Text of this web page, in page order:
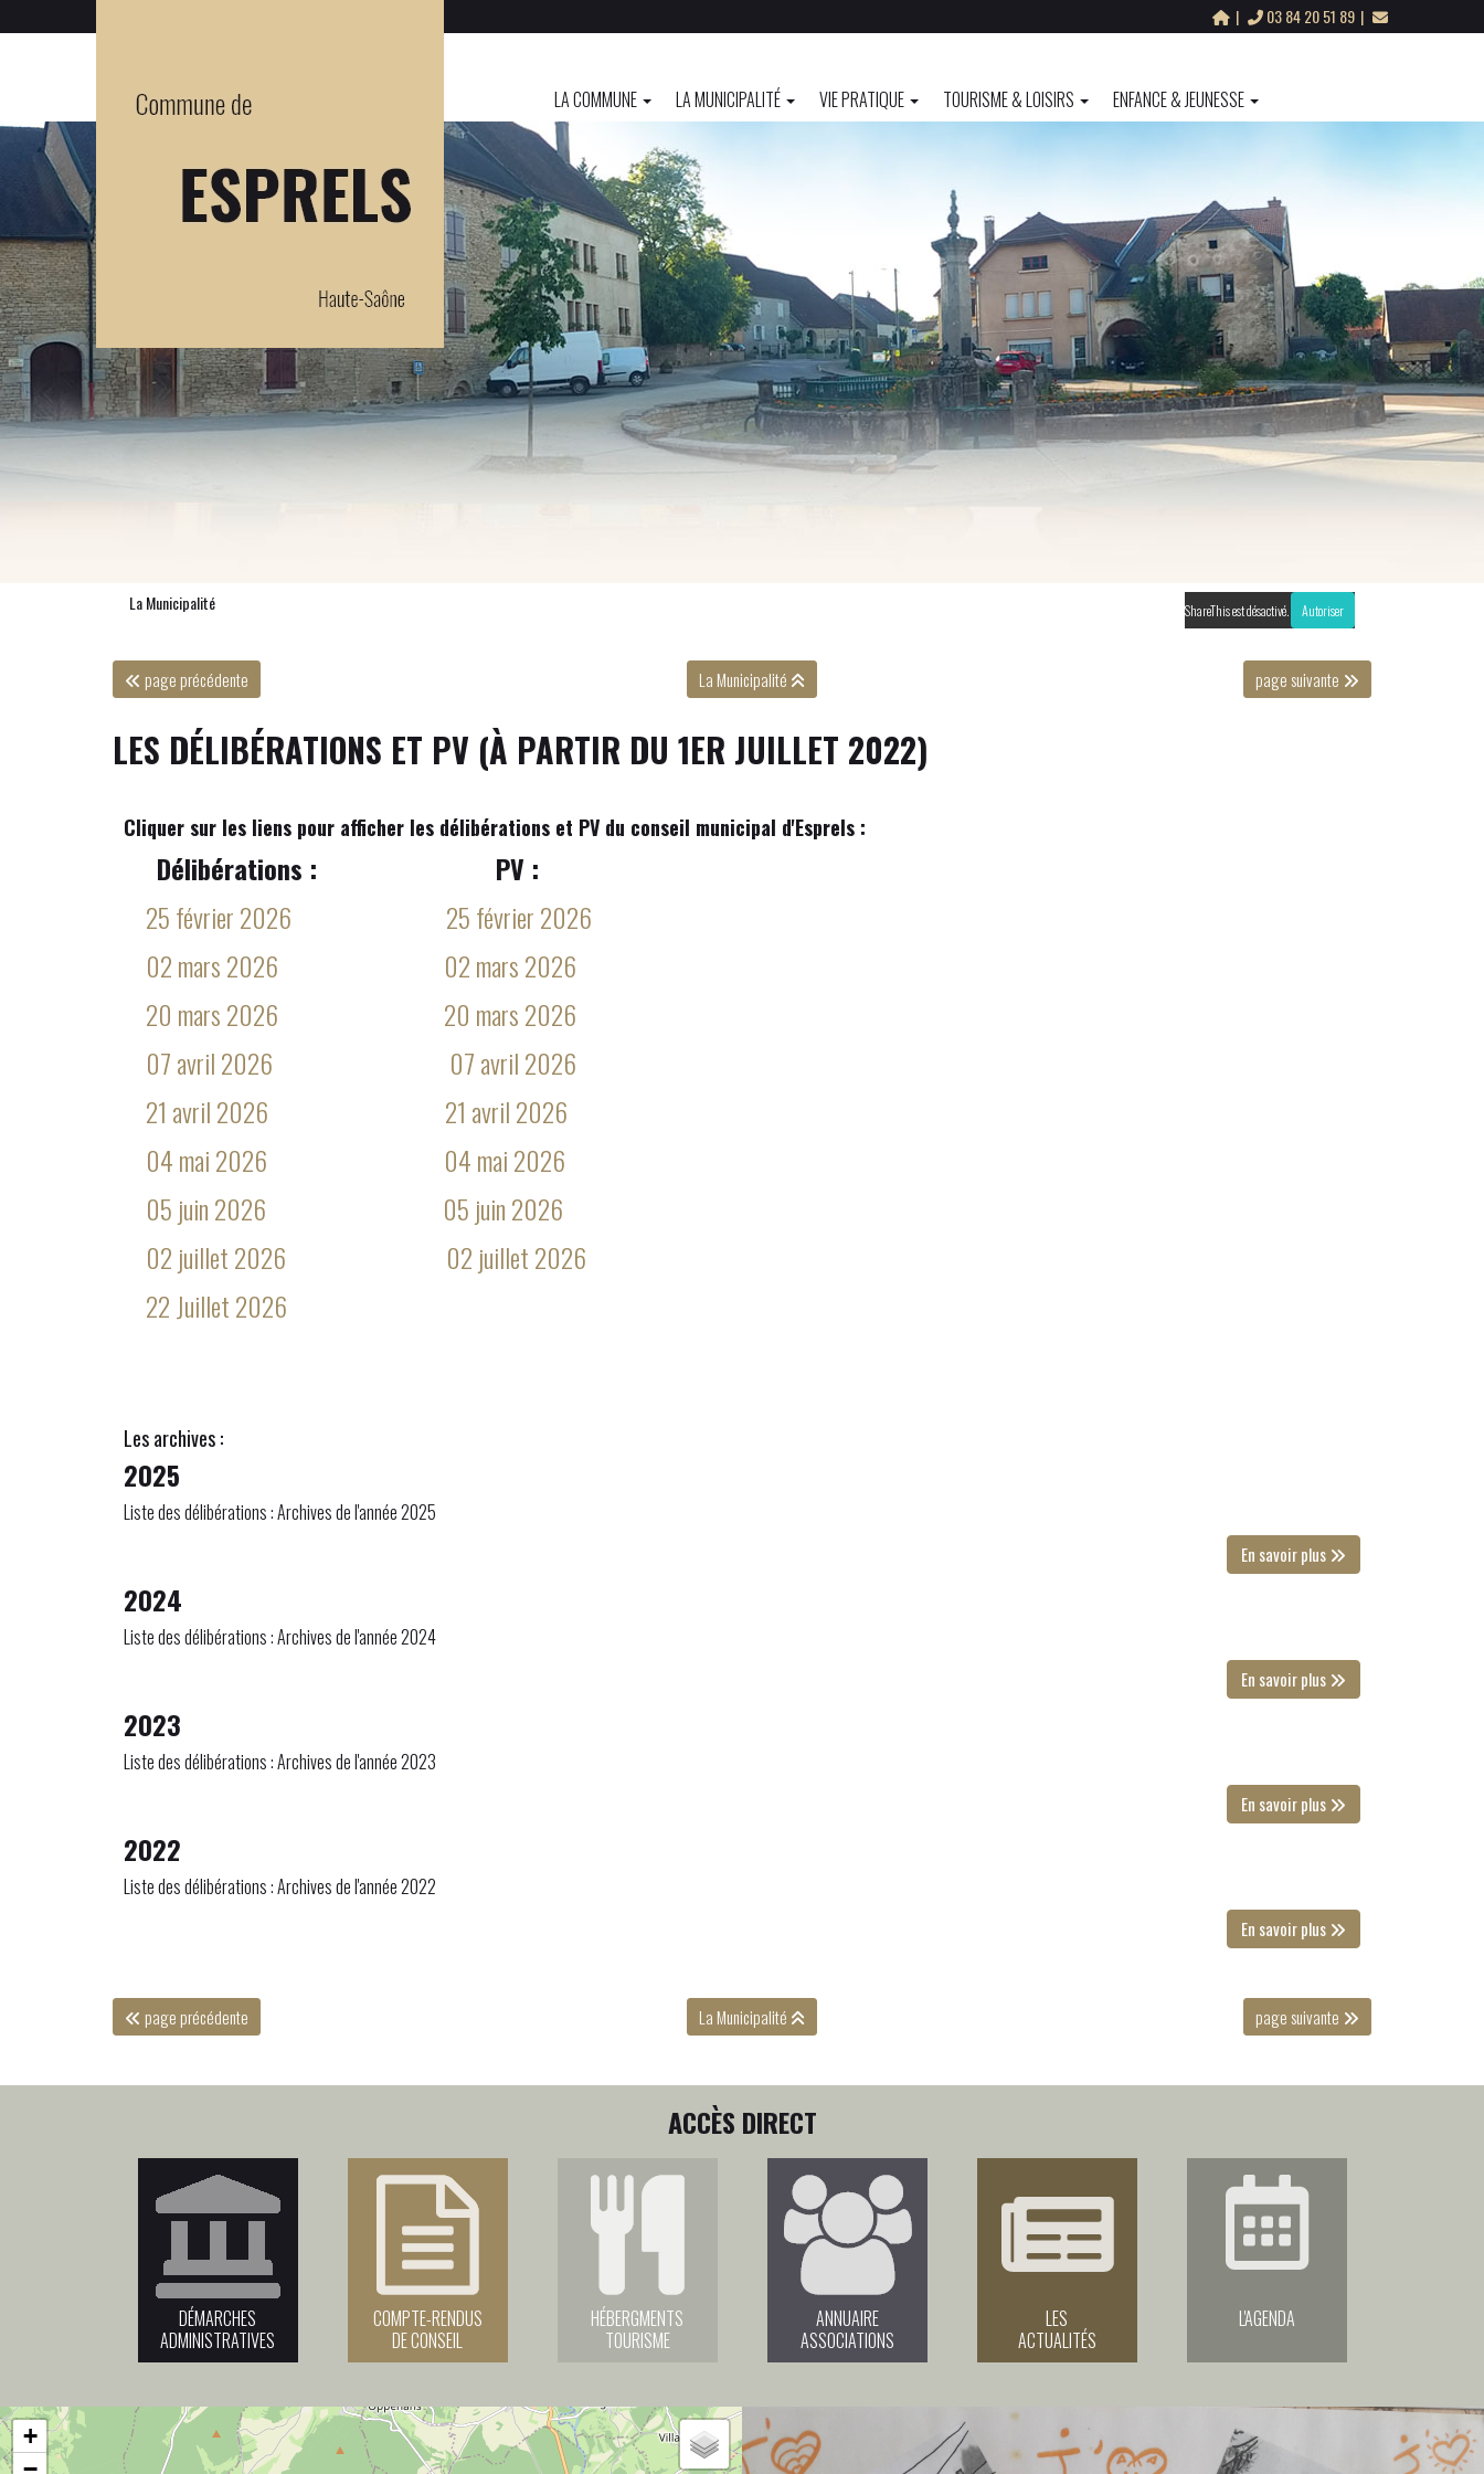
03 84 20 51 89
LA COMMUNE LA MUNICIPALITÉ VIE PRATIQUE TOURISME & LOISIRS ENFANCE & JEUNESSE
ShareThis est désactivé. Autoriser
La Municipalité
page précédente La Municipalité page suivante
LES DÉLIBÉRATIONS ET PV (À PARTIR DU 1ER JUILLET 2022)
Cliquer sur les liens pour afficher les délibérations et PV du conseil municipal d'Esprels :
Délibérations : PV :
25 février 2026 25 février 2026
02 mars 2026 02 mars 2026
20 mars 2026
20 mars 2026
07 avril 2026 07 avril 2026
21 avril 2026
21 avril 2026
04 mai 2026
04 mai 2026
05 juin 2026
05 juin 2026
02 juillet 2026
02 juillet 2026
22 Juillet 2026
Les archives :
2025
Liste des délibérations : Archives de l'année 2025
En savoir plus
2024
Liste des délibérations : Archives de l'année 2024
En savoir plus
2023
Liste des délibérations : Archives de l'année 2023
En savoir plus
2022
Liste des délibérations : Archives de l'année 2022
En savoir plus
page précédente La Municipalité page suivante
ACCÈS DIRECT
DÉMARCHES
ADMINISTRATIVES
COMPTE-RENDUS
DE CONSEIL
HÉBERGMENTS
TOURISME
ANNUAIRE
ASSOCIATIONS
LES
ACTUALITÉS
L'AGENDA
+